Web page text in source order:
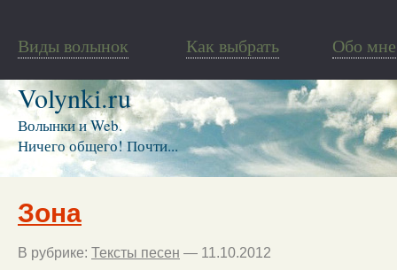
Виды волынок Как выбрать Обо мне
Volynki.ru
Волынки и Web.
Ничего общего! Почти...
Зона
В рубрике: Тексты песен — 11.10.2012